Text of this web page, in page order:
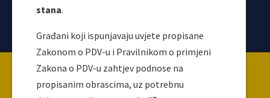
stana.
Građani koji ispunjavaju uvjete propisane
Zakonom o PDV-u i Pravilnikom o primjeni
Zakona o PDV-u zahtjev podnose na
propisanim obrascima, uz potrebnu
Korisni linkovi
Copyright ©2026 Uprava za indirektno / neizravno
oporezivanje BiH